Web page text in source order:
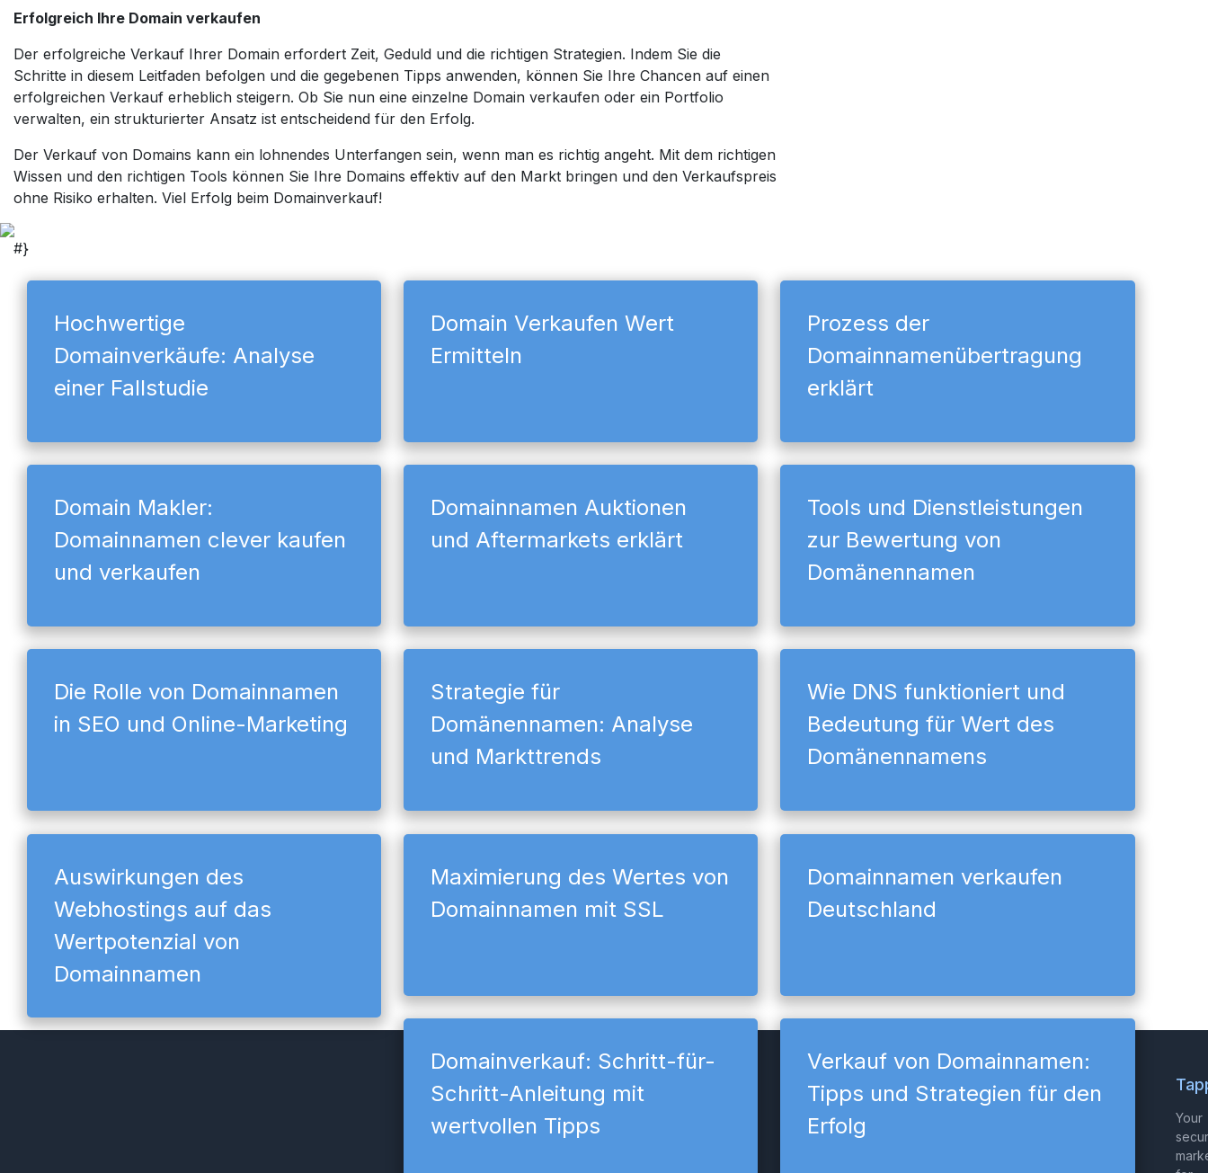
Erfolgreich Ihre Domain verkaufen
Der erfolgreiche Verkauf Ihrer Domain erfordert Zeit, Geduld und die richtigen Strategien. Indem Sie die
Schritte in diesem Leitfaden befolgen und die gegebenen Tipps anwenden, können Sie Ihre Chancen auf einen
erfolgreichen Verkauf erheblich steigern. Ob Sie nun eine einzelne Domain verkaufen oder ein Portfolio
verwalten, ein strukturierter Ansatz ist entscheidend für den Erfolg.
Der Verkauf von Domains kann ein lohnendes Unterfangen sein, wenn man es richtig angeht. Mit dem richtigen
Wissen und den richtigen Tools können Sie Ihre Domains effektiv auf den Markt bringen und den Verkaufspreis
ohne Risiko erhalten. Viel Erfolg beim Domainverkauf!
#}
Hochwertige
Domainverkäufe: Analyse
einer Fallstudie
Domain Verkaufen Wert
Ermitteln
Prozess der
Domainnamenübertragung
erklärt
Domain Makler:
Domainnamen clever kaufen
und verkaufen
Domainnamen Auktionen
und Aftermarkets erklärt
Tools und Dienstleistungen
zur Bewertung von
Domänennamen
Die Rolle von Domainnamen
in SEO und Online-Marketing
Strategie für
Domänennamen: Analyse
und Markttrends
Wie DNS funktioniert und
Bedeutung für Wert des
Domänennamens
Auswirkungen des
Webhostings auf das
Wertpotenzial von
Domainnamen
Maximierung des Wertes von
Domainnamen mit SSL
Domainnamen verkaufen
Deutschland
Domainverkauf: Schritt-für-
Schritt-Anleitung mit
wertvollen Tipps
Verkauf von Domainnamen:
Tipps und Strategien für den
Erfolg
Your